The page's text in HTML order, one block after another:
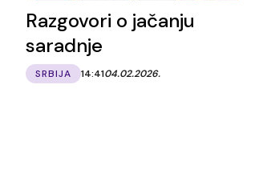
Razgovori o jačanju
saradnje
SRBIJA 14:4104.02.2026.